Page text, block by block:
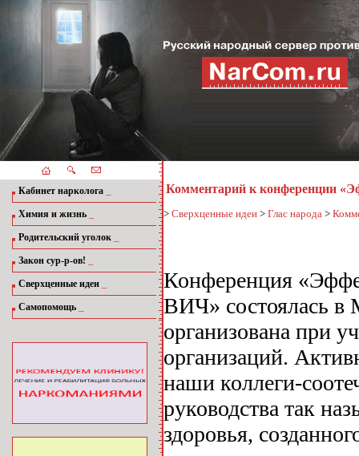
Кабинет нарколога
Химия и жизнь
Родительский уголок
Закон сур-р-ов!
Сверхценные идеи
Самопомощь
Комментарий к конференции
> Сверхценные идеи > Глас народа >
Конференция
ВИЧ» состоялась в
организована при
организаций.
наши коллеги-
руководства так
здоровья,